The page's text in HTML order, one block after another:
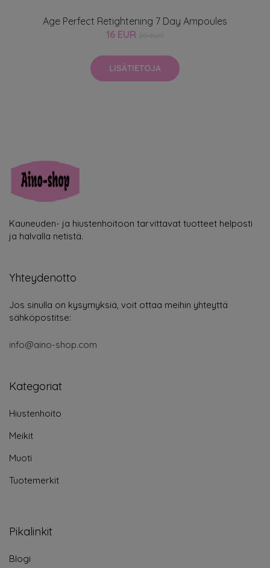
Age Perfect Retightening 7 Day Ampoules
16 EUR
LISÄTIETOJA
Kauneuden- ja hiustenhoitoon tarvittavat tuotteet helposti
ja halvalla netistä.
Yhteydenotto
Jos sinulla on kysymyksiä, voit ottaa meihin yhteyttä
sähköpostitse:
info@aino-shop.com
Kategoriat
Hiustenhoito
Meikit
Muoti
Tuotemerkit
Pikalinkit
Blogi